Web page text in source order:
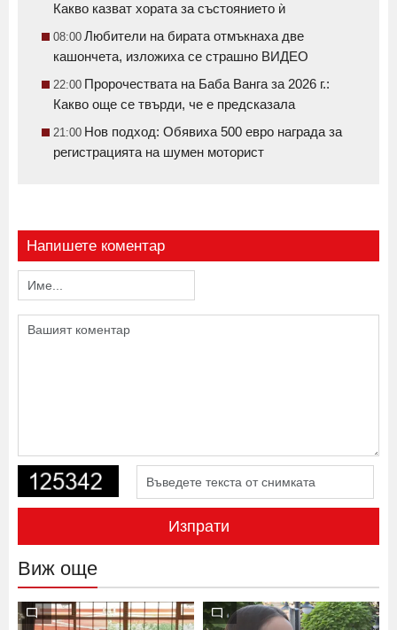
Какво казват хората за състоянието ѝ
08:00 Любители на бирата отмъкнаха две
кашончета, изложиха се страшно ВИДЕО
22:00 Пророчествата на Баба Ванга за 2026 г.:
Какво още се твърди, че е предсказала
21:00 Нов подход: Обявиха 500 евро награда за
регистрацията на шумен моторист
Напишете коментар
Изпрати
Виж още